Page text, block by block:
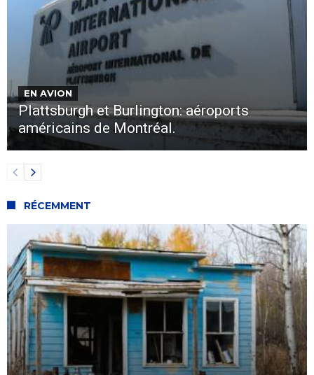
EN AVION
Plattsburgh et Burlington: aéroports
américains de Montréal.
RÉCEMMENT